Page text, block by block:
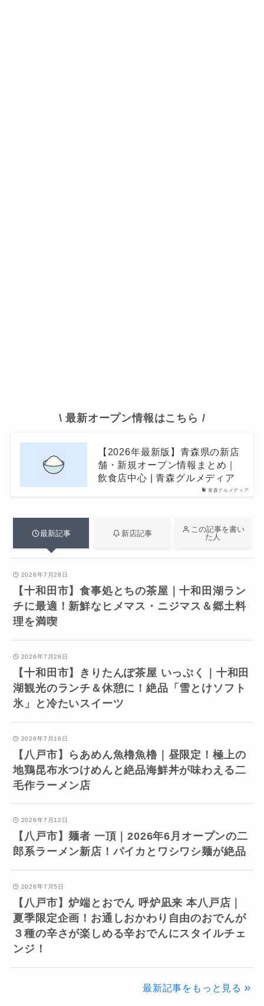
\ 最新オープン情報はこちら /
青森グルメディア
【2026年最新版】青森県の新店
舗・新規オープン情報まとめ｜
飲食店中心 | 青森グルメディア
最新記事 新店記事
この記事を書い
た人
2026年7月28日
【十和田市】食事処とちの茶屋｜十和田湖ラン
チに最適！新鮮なヒメマス・ニジマス＆郷土料
理を満喫
2026年7月28日
【十和田市】きりたんぽ茶屋 いっぷく｜十和田
湖観光のランチ＆休憩に！絶品「雪とけソフト
氷」と冷たいスイーツ
2026年7月16日
【八戸市】らあめん魚櫓魚櫓｜昼限定！極上の
地鶏昆布水つけめんと絶品海鮮丼が味わえる二
毛作ラーメン店
2026年7月12日
【八戸市】麺者 一頂｜2026年6月オープンの二
郎系ラーメン新店！パイカとワシワシ麺が絶品
2026年7月5日
【八戸市】炉端とおでん 呼炉凪来 本八戸店｜
夏季限定企画！お通しおかわり自由のおでんが
３種の辛さが楽しめる辛おでんにスタイルチェ
ンジ！
最新記事をもっと見る